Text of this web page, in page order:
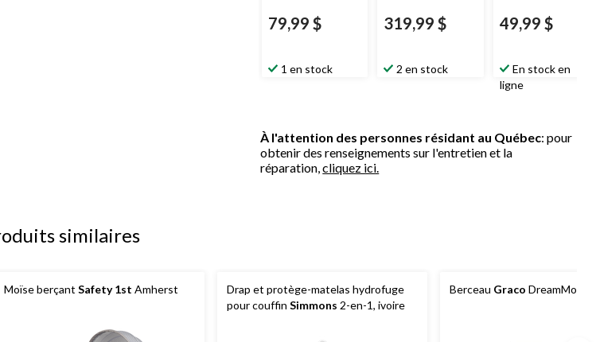
79,99 $
1 en stock
319,99 $
2 en stock
49,99 $
En stock en
ligne
À l'attention des personnes résidant au Québec: pour
obtenir des renseignements sur l'entretien et la
réparation,cliquez ici.
similaires
Moïse berçant Safety 1st Amherst
Drap et protège-matelas hydrofuge
pour couffin Simmons 2-en-1, ivoire
Berceau Graco DreamMore